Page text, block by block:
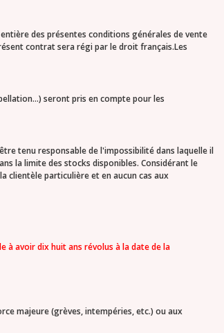
des présentes conditions générales de vente
contrat sera régi par le droit français.Les
seront pris en compte pour les
tenu responsable de l'impossibilité dans laquelle il
la limite des stocks disponibles. Considérant le
clientèle particulière et en aucun cas aux
à avoir dix huit ans révolus à la date de la
majeure (grèves, intempéries, etc.) ou aux